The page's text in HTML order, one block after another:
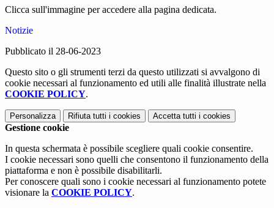
Clicca sull'immagine per accedere alla pagina dedicata.
Notizie
Pubblicato il 28-06-2023
Questo sito o gli strumenti terzi da questo utilizzati si avvalgono di
cookie necessari al funzionamento ed utili alle finalità illustrate nella
COOKIE POLICY.
Personalizza Rifiuta tutti i cookies Accetta tutti i cookies
Gestione cookie
In questa schermata è possibile scegliere quali cookie consentire.
I cookie necessari sono quelli che consentono il funzionamento della
piattaforma e non è possibile disabilitarli.
Per conoscere quali sono i cookie necessari al funzionamento potete
visionare la COOKIE POLICY.